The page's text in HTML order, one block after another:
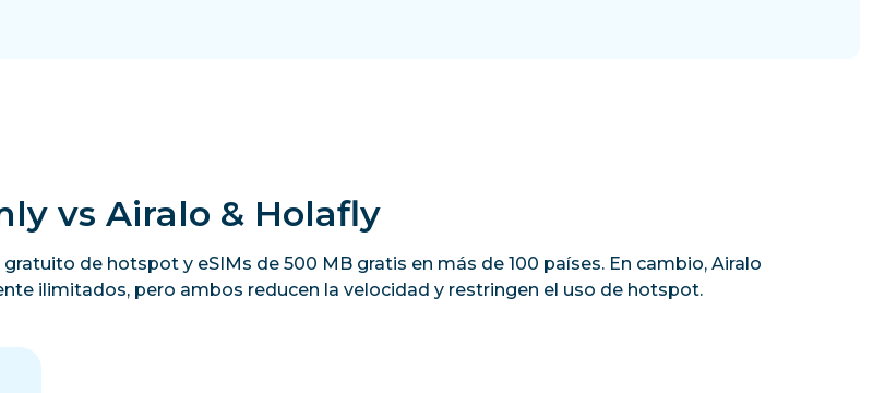
vs Airalo & Holafly
de hotspot y eSIMs de 500 MB gratis en más de 100 países. En cambio, Airalo
ilimitados, pero ambos reducen la velocidad y restringen el uso de hotspot.